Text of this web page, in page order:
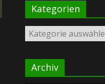
Kategorien
Kategorien
Archiv